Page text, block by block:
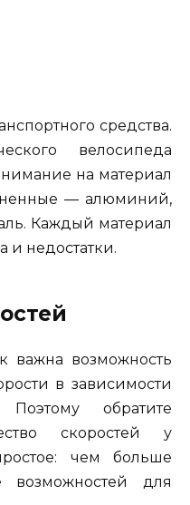
средства.
велосипеда
на материал
— алюминий,
Каждый материал
и недостатки.
важна возможность
в зависимости
обратите
скоростей у
чем больше
возможностей для